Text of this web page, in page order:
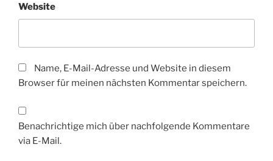
Website
Name, E-Mail-Adresse und Website in diesem
Browser für meinen nächsten Kommentar speichern.
Benachrichtige mich über nachfolgende Kommentare
via E-Mail.